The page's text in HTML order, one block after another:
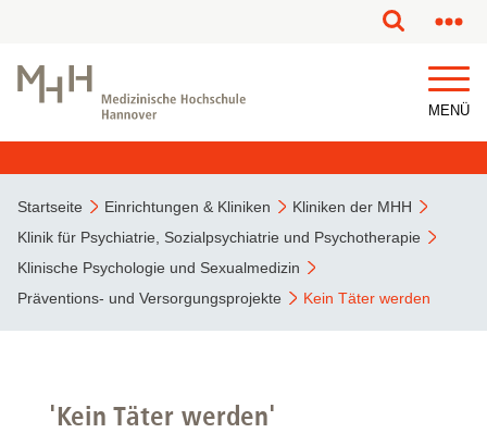
MENÜ
Startseite Einrichtungen & Kliniken
Kliniken der MHH
Klinik für Psychiatrie, Sozialpsychiatrie und Psychotherapie
Klinische Psychologie und Sexualmedizin
Präventions- und Versorgungsprojekte
Kein Täter werden
'Kein Täter werden'